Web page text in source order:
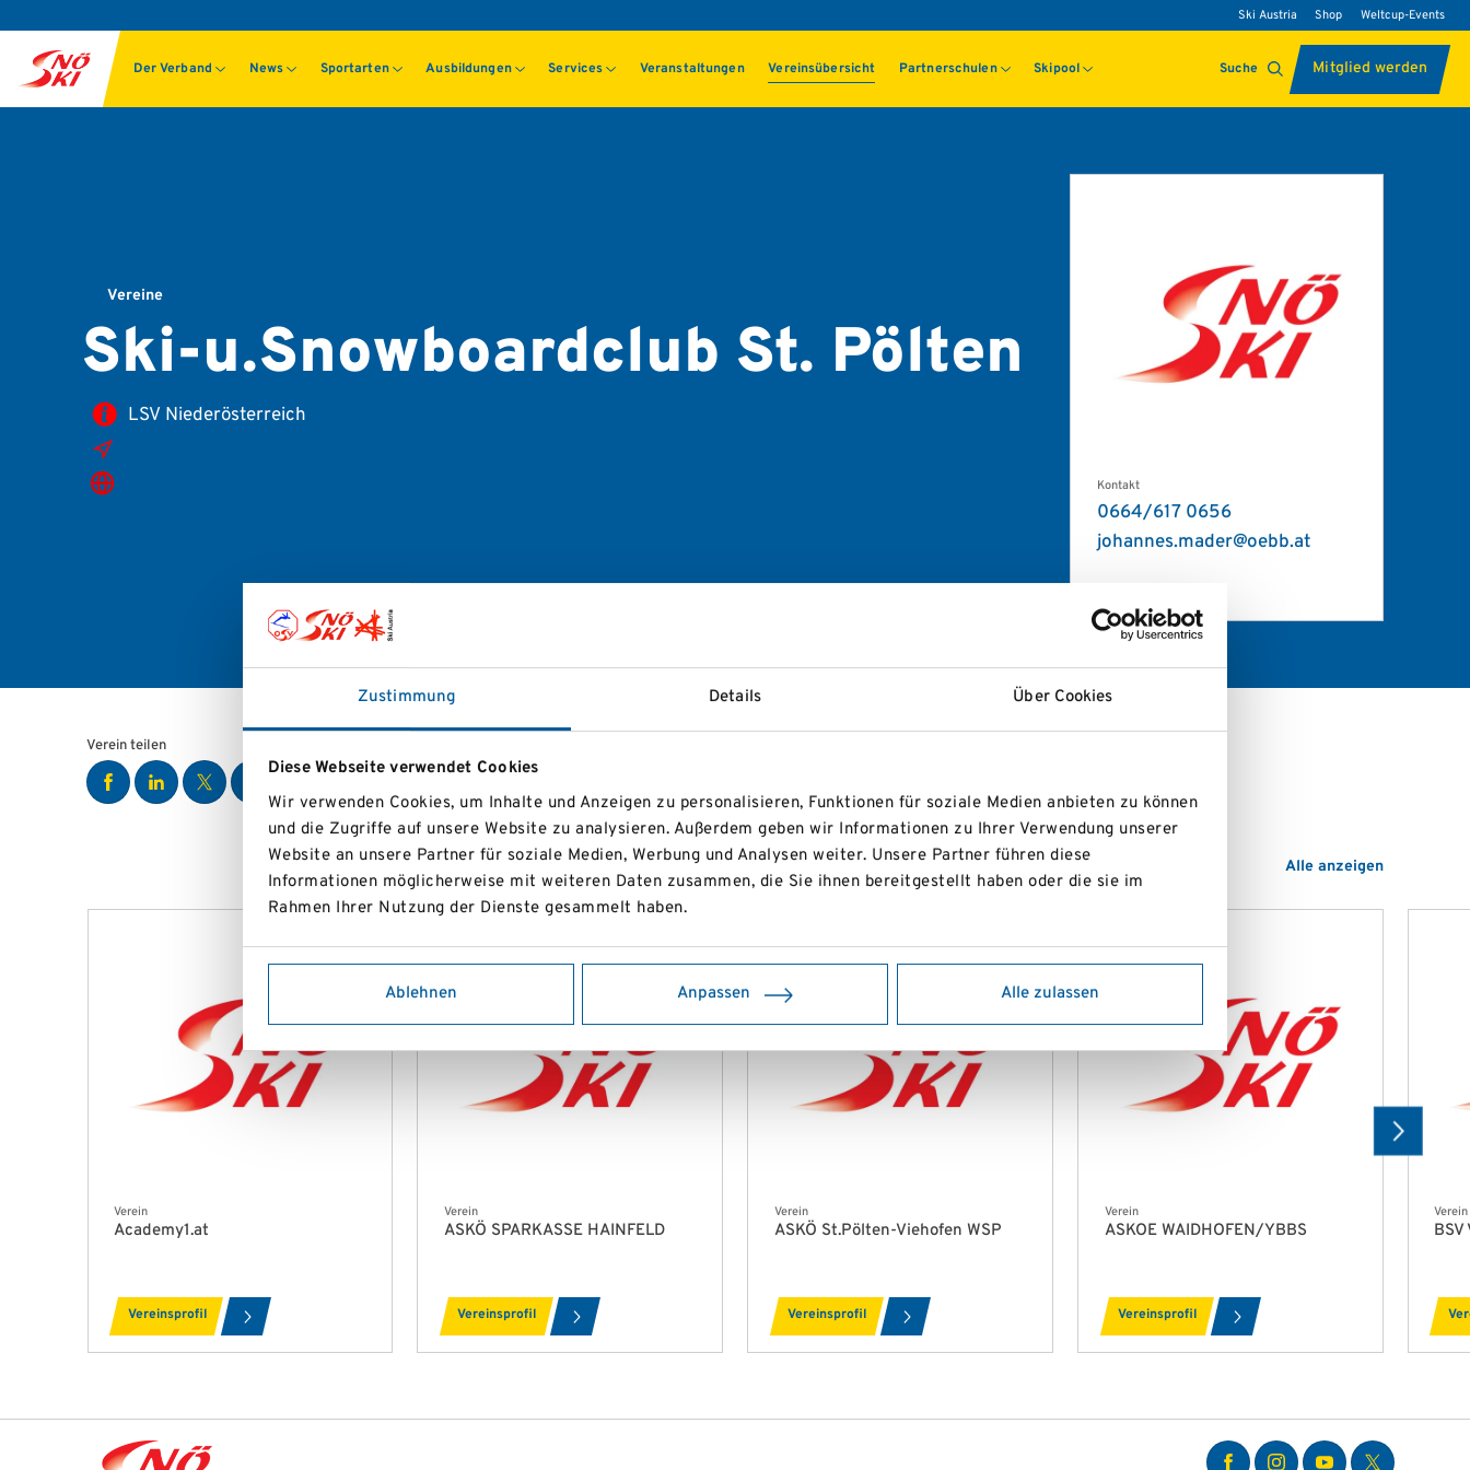
Zustimmung Details Über Cookies
Diese Webseite verwendet Cookies
Wir verwenden Cookies, um Inhalte und Anzeigen zu personalisieren, Funktionen für soziale Medien anbieten zu können
und die Zugriffe auf unsere Website zu analysieren. Außerdem geben wir Informationen zu Ihrer Verwendung unserer
Website an unsere Partner für soziale Medien, Werbung und Analysen weiter. Unsere Partner führen diese
Informationen möglicherweise mit weiteren Daten zusammen, die Sie ihnen bereitgestellt haben oder die sie im
Rahmen Ihrer Nutzung der Dienste gesammelt haben.
Ablehnen Anpassen Alle zulassen
Ski Austria Shop Weltcup-Events
Der Verband News Sportarten Ausbildungen Services Veranstaltungen Vereinsübersicht Partnerschulen Skipool Suche Mitglied werden
Vereine
Ski-u.Snowboardclub St. Pölten
LSV Niederösterreich
Kontakt
0664/617 0656
johannes.mader@oebb.at
Verein teilen
Alle anzeigen
Verein
Academy1.at
Vereinsprofil
Verein
ASKÖ SPARKASSE HAINFELD
Vereinsprofil
Verein
ASKÖ St.Pölten-Viehofen WSP
Vereinsprofil
Verein
ASKOE WAIDHOFEN/YBBS
Vereinsprofil
Verein